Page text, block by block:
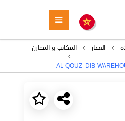
العقار
المكاتب و المخازن
AL QOUZ, DIB